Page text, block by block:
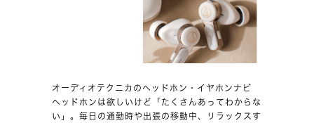
オーディオテクニカのヘッドホン・イヤホンナビ
ヘッドホンは欲しいけど「たくさんあってわからな
い」。毎日の通勤時や出張の移動中、リラックスす